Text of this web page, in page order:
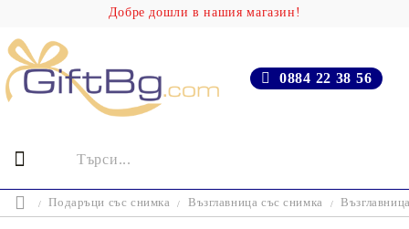
Добре дошли в нашия магазин!
0884 22 38 56
Подаръци със снимка Възглавница със снимка